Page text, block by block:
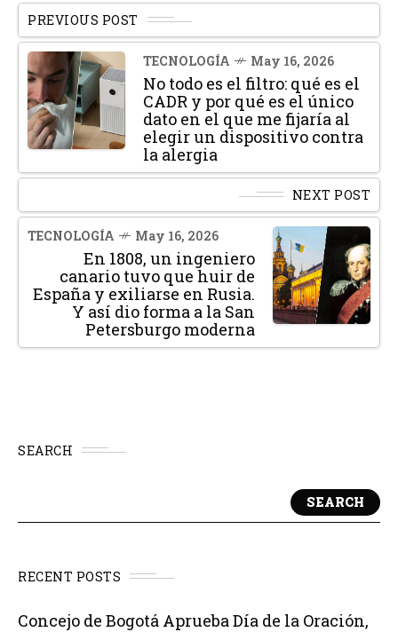
PREVIOUS POST
TECNOLOGÍA May 16, 2026
No todo es el filtro: qué es el
CADR y por qué es el único
dato en el que me fijaría al
elegir un dispositivo contra
la alergia
NEXT POST
TECNOLOGÍA May 16, 2026
En 1808, un ingeniero
canario tuvo que huir de
España y exiliarse en Rusia.
Y así dio forma a la San
Petersburgo moderna
SEARCH
SEARCH
RECENT POSTS
Concejo de Bogotá Aprueba Día de la Oración,